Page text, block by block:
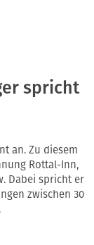
spricht
an. Zu diesem
Rottal-Inn,
Dabei spricht er
zwischen 30